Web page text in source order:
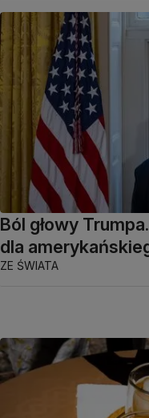
Ból głowy
dla
ZE ŚWIATA